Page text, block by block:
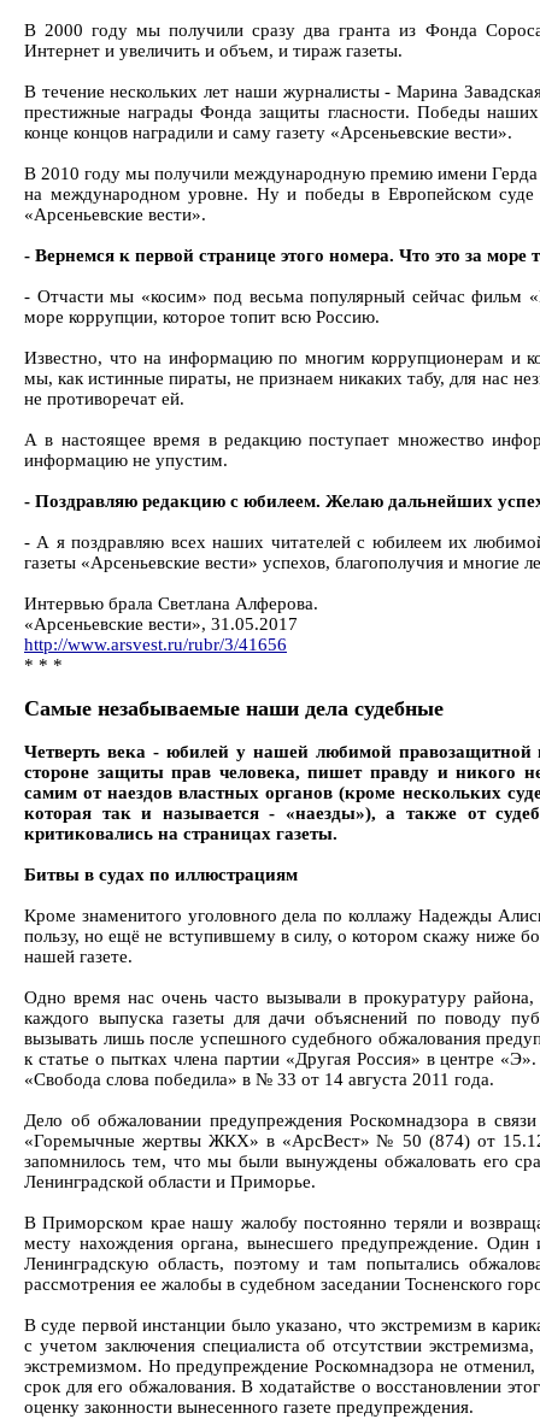
В 2000 году мы получили сразу два гранта из Фонда
Интернет и увеличить и объем, и тираж газеты.
В течение нескольких лет наши журналисты - Марина
престижные награды Фонда защиты гласности. Победы
конце концов наградили и саму газету «Арсеньевские вести».
В 2010 году мы получили международную премию имени Герда
на международном уровне. Ну и победы в Европейском
«Арсеньевские вести».
- Вернемся к первой странице этого номера. Что это за море
- Отчасти мы «косим» под весьма популярный сейчас
море коррупции, которое топит всю Россию.
Известно, что на информацию по многим коррупционерам и
мы, как истинные пираты, не признаем никаких табу, для нас
не противоречат ей.
А в настоящее время в редакцию поступает множество
информацию не упустим.
- Поздравляю редакцию с юбилеем. Желаю дальнейших
- А я поздравляю всех наших читателей с юбилеем их
газеты «Арсеньевские вести» успехов, благополучия и многие
Интервью брала Светлана Алферова.
«Арсеньевские вести», 31.05.2017
http://www.arsvest.ru/rubr/3/41656
* * *
Самые незабываемые наши дела судебные
Четверть века - юбилей у нашей любимой правозащитной
стороне защиты прав человека, пишет правду и никого
самим от наездов властных органов (кроме нескольких
которая так и называется - «наезды»), а также от
критиковались на страницах газеты.
Битвы в судах по иллюстрациям
Кроме знаменитого уголовного дела по коллажу Надежды
пользу, но ещё не вступившему в силу, о котором скажу ниже
нашей газете.
Одно время нас очень часто вызывали в прокуратуру
каждого выпуска газеты для дачи объяснений по поводу
вызывать лишь после успешного судебного обжалования
к статье о пытках члена партии «Другая Россия» в центре
«Свобода слова победила» в № 33 от 14 августа 2011 года.
Дело об обжаловании предупреждения Роскомнадзора в
«Горемычные жертвы ЖКХ» в «АрсВест» № 50 (874) от
запомнилось тем, что мы были вынуждены обжаловать его
Ленинградской области и Приморье.
В Приморском крае нашу жалобу постоянно теряли и
месту нахождения органа, вынесшего предупреждение. Один
Ленинградскую область, поэтому и там попытались
рассмотрения ее жалобы в судебном заседании Тосненского
В суде первой инстанции было указано, что экстремизм в
с учетом заключения специалиста об отсутствии
экстремизмом. Но предупреждение Роскомнадзора не
срок для его обжалования. В ходатайстве о восстановлении
оценку законности вынесенного газете предупреждения.